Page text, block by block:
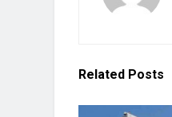
Related Posts